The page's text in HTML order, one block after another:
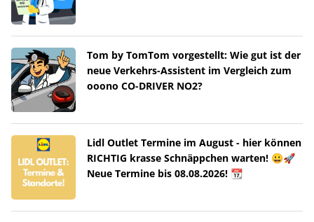
Tom by TomTom vorgestellt: Wie gut ist der
neue Verkehrs-Assistent im Vergleich zum
ooono CO-DRIVER NO2?
Lidl Outlet Termine im August - hier können
RICHTIG krasse Schnäppchen warten! 😀🚀
Neue Termine bis 08.08.2026! 📆